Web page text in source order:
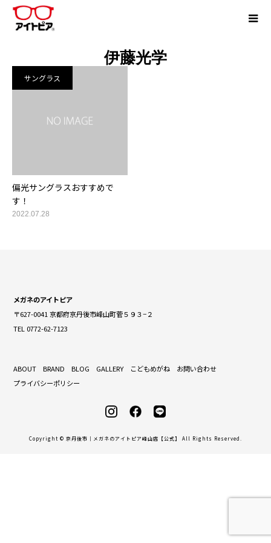
伊藤光学
サングラス
偏光サングラスおすすめで
す！
2022.07.28
メガネのアイトピア
〒627-0041 京都府京丹後市峰山町菅５９３−２
TEL 0772-62-7123
ABOUT BRAND BLOG GALLERY こどもめがね
お問い合わせ
プライバシーポリシー
Copyright © 京丹後市｜メガネのアイトピア峰山店【公式】 All Rights Reserved.